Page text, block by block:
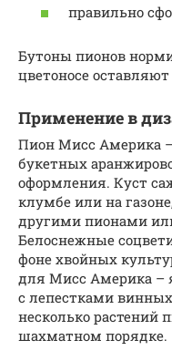
правильно
Бутоны пионов
цветоносе оставляют
Применение в
Пион Мисс Америка
букетных
оформления. Куст
клумбе или на
другими пионами
Белоснежные
фоне хвойных
для Мисс Америка –
с лепестками
несколько растений
шахматном порядке.